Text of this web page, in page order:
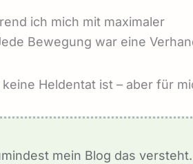
ich mich mit maximaler
Bewegung war eine
Heldentat ist – aber für
mein Blog das versteht.